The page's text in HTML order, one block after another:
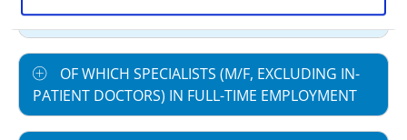
working hours
OF WHICH SPECIALISTS (M/F, EXCLUDING IN-
PATIENT DOCTORS) IN FULL-TIME EMPLOYMENT